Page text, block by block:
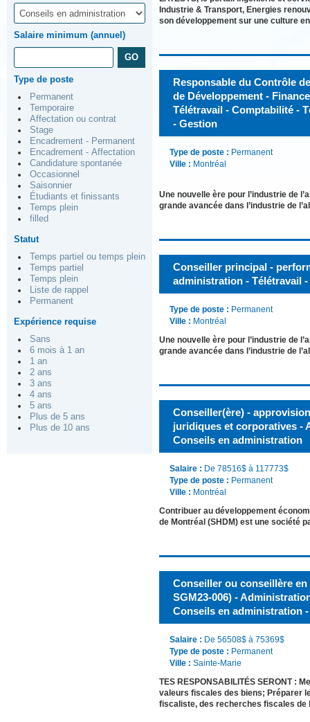
Salaire minimum (annuel)
Type de poste
Permanent
Temporaire
Affectation ou contrat
Stage
Encadrement - Permanent
Encadrement - Affectation
Candidature spontanée
Occasionnel
Saisonnier
Étudiants et finissants
Temps plein
filled
Statut
Temps partiel ou temps plein
Temps partiel
Temps plein
Liste de rappel
Permanent
Expérience requise
Sans
6 mois à 1 an
1 an
2 ans
3 ans
4 ans
5 ans
Plus de 5 ans
Plus de 10 ans
Industrie & Transport, Energies
son développement sur une culture
Responsable du Contrôle
de Développement -
Télétravail - Comptabilité -
- Gestion
Type de poste : Permanent
Ville : Montréal
Une nouvelle ère pour l’industrie de
grande avancée dans l’industrie de
Conseiller principal -
administration - Télétravail
Type de poste : Permanent
Ville : Montréal
Une nouvelle ère pour l’industrie de
grande avancée dans l’industrie de
Conseiller(ère) -
juridiques et corporatives -
Conseils en administration
Salaire : De 78516$ à 117773$
Type de poste : Permanent
Ville : Montréal
Contribuer au développement
de Montréal (SHDM) est une société
Conseiller ou conseillère
SGM23-006) -
Conseils en administration
Salaire : De 56508$ à 75369$
Type de poste : Permanent
Ville : Sainte-Marie
TES RESPONSABILITÉS SERONT :
valeurs fiscales des biens; Préparer
fiscaliste, des recherches fiscales de